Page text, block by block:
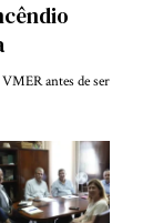
antes de ser